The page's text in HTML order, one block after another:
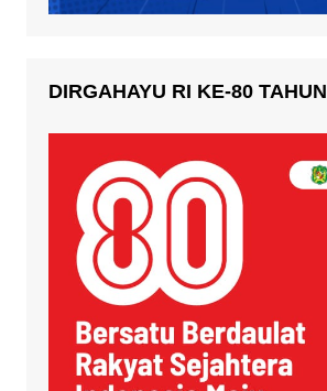
DIRGAHAYU RI KE-80 TAHUN